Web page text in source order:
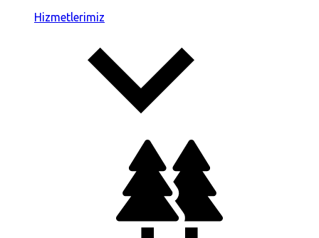
Hizmetlerimiz